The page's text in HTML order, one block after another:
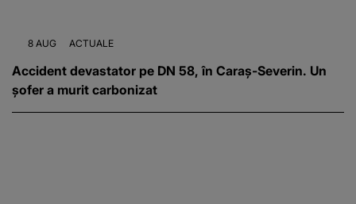
8 AUG ACTUALE
Accident devastator pe DN 58, în Caraș-Severin. Un
șofer a murit carbonizat